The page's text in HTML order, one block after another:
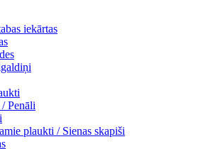
iekārtas
Penāli
plaukti / Sienas skapiši